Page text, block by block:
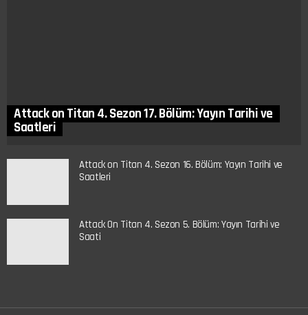
Attack on Titan 4. Sezon 17. Bölüm: Yayın Tarihi ve
Saatleri
Attack on Titan 4. Sezon 16. Bölüm: Yayın Tarihi ve
Saatleri
Attack On Titan 4. Sezon 5. Bölüm: Yayın Tarihi ve
Saati